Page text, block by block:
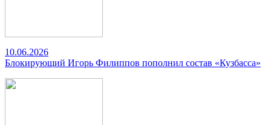
10.06.2026
Блокирующий Игорь Филиппов пополнил состав «Кузбасса»